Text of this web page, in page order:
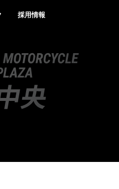
採用情報